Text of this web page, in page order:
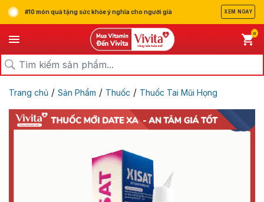
#10 món quà tặng sức khỏe ý nghĩa cho người già XEM NGAY
0
Trang chủ / Sản Phẩm / Thuốc / Thuốc Tai Mũi Họng